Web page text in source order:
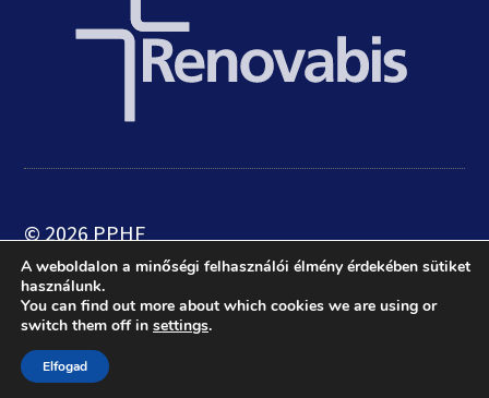
© 2026 PPHF
web:crætive.hu| tárhely:RackForest
Kft.
A weboldalon a minőségi felhasználói élmény érdekében sütiket
használunk.
You can find out more about which cookies we are using or
switch them off in settings.
Elfogad